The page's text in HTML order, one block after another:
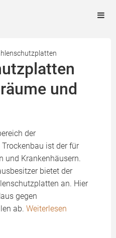
und
der
ist der für
und Krankenhäusern.
bietet der
an. Hier
gegen
ab. Weiterlesen